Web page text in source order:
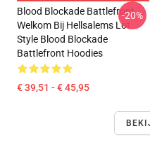
Blood Blockade Battlefront
Welkom Bij Hellsalems Lot
Style Blood Blockade
Battlefront Hoodies
€ 39,51 - € 45,95
-20%